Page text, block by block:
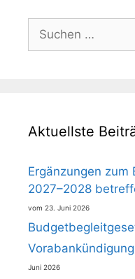
Suchen
nach:
Aktuellste
Ergänzungen
2027–2028
23. Juni 2026
Juni 2026